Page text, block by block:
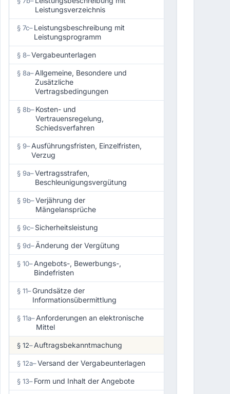
Leistungsverzeichnis
§ 7c–Leistungsbeschreibung mit
Leistungsprogramm
§ 8–Vergabeunterlagen
§ 8a–Allgemeine, Besondere und
Zusätzliche
Vertragsbedingungen
§ 8b–Kosten- und
Vertrauensregelung,
Schiedsverfahren
§ 9–Ausführungsfristen, Einzelfristen,
Verzug
§ 9a–Vertragsstrafen,
Beschleunigungsvergütung
§ 9b–Verjährung der
Mängelansprüche
§ 9c–Sicherheitsleistung
§ 9d–Änderung der Vergütung
§ 10–Angebots-, Bewerbungs-,
Bindefristen
§ 11–Grundsätze der
Informationsübermittlung
§ 11a–Anforderungen an elektronische
Mittel
§ 12–Auftragsbekanntmachung
§ 12a–Versand der Vergabeunterlagen
§ 13–Form und Inhalt der Angebote